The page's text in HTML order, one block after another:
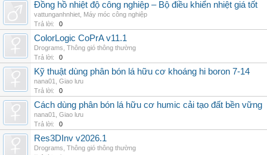
Đồng hồ nhiệt độ công nghiệp – Bộ điều khiển nhiệt giá tốt
vattunganhnhiet Máy móc công nghiệp
Trả lời:
0
ColorLogic CoPrA v11.1
Drograms Thông gió thông thường
Trả lời:
0
Kỹ thuật dùng phân bón lá hữu cơ khoáng hi boron 7-14
nana01
Giao lưu
Trả lời:
0
Cách dùng phân bón lá hữu cơ humic cải tạo đất bền vững
nana01
Giao lưu
Trả lời:
0
Res3DInv v2026.1
Drograms Thông gió thông thường